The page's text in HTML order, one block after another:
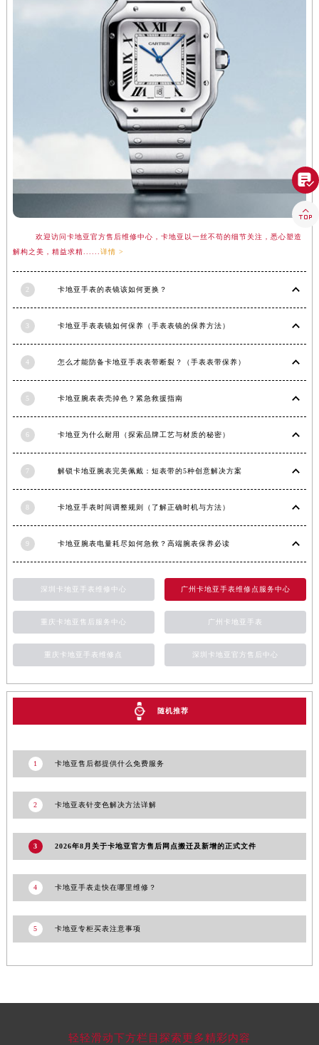
欢迎访问卡地亚官方售后维修中心，卡地亚以一丝不苟的细节关注，悉心塑造
解构之美，精益求精......详情 >
2 卡地亚手表的表镜该如何更换？
3 卡地亚手表表镜如何保养（手表表镜的保养方法）
4 怎么才能防备卡地亚手表表带断裂？（手表表带保养）
5 卡地亚腕表表壳掉色？紧急救援指南
6 卡地亚为什么耐用（探索品牌工艺与材质的秘密）
7 解锁卡地亚腕表完美佩戴：短表带的5种创意解决方案
8 卡地亚手表时间调整规则（了解正确时机与方法）
9 卡地亚腕表电量耗尽如何急救？高端腕表保养必读
深圳卡地亚手表维修中心 广州卡地亚手表维修点服务中心
重庆卡地亚售后服务中心 广州卡地亚手表
重庆卡地亚手表维修点 深圳卡地亚官方售后中心
随机推荐
1 卡地亚售后都提供什么免费服务
2 卡地亚表针变色解决方法详解
3 2026年8月关于卡地亚官方售后网点搬迁及新增的正式文件
4 卡地亚手表走快在哪里维修？
5 卡地亚专柜买表注意事项
轻轻滑动下方栏目探索更多精彩内容

